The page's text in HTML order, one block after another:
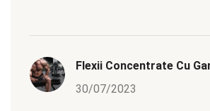
Flexii Concentrate Cu
30/07/2023